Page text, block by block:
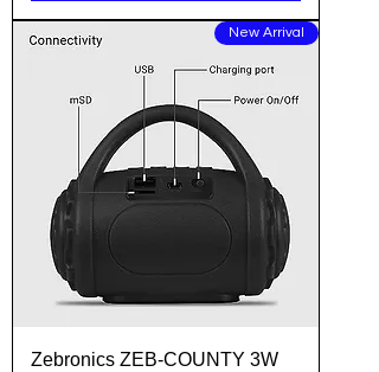
New Arrival
Zebronics ZEB-COUNTY 3W